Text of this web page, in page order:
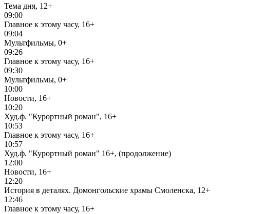
Тема дня, 12+
09:00
Главное к этому часу, 16+
09:04
Мультфильмы, 0+
09:26
Главное к этому часу, 16+
09:30
Мультфильмы, 0+
10:00
Новости, 16+
10:20
Худ.ф. "Курортный роман", 16+
10:53
Главное к этому часу, 16+
10:57
Худ.ф. "Курортный роман" 16+, (продолжение)
12:00
Новости, 16+
12:20
История в деталях. Домонгольские храмы Смоленска, 12+
12:46
Главное к этому часу, 16+